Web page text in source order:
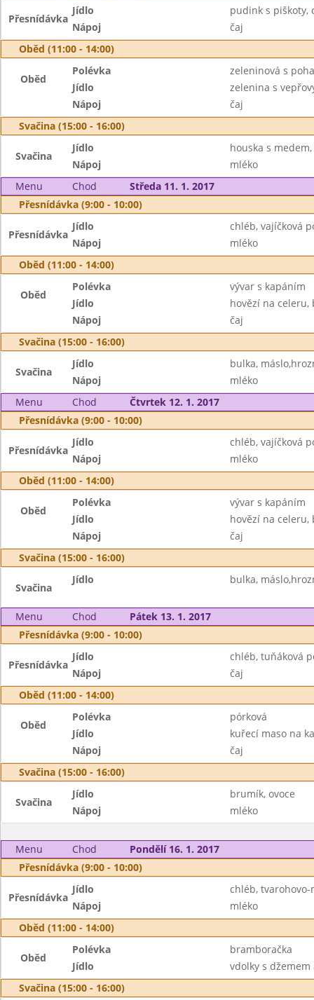
Přesnídávka
Jídlo
pudink s piškoty,
Nápoj
čaj
Oběd (11:00 - 14:00)
Oběd
Polévka
zeleninová s
Jídlo
zelenina s
Nápoj
čaj
Svačina (15:00 - 16:00)
Svačina
Jídlo
houska s medem,
Nápoj
mléko
Menu
Chod
Středa 11. 1. 2017
Přesnídávka (9:00 - 10:00)
Přesnídávka
Jídlo
chléb, vajíčková
Nápoj
mléko
Oběd (11:00 - 14:00)
Oběd
Polévka
vývar s kapáním
Jídlo
hovězí na celeru,
Nápoj
čaj
Svačina (15:00 - 16:00)
Svačina
Jídlo
bulka,
Nápoj
mléko
Menu
Chod
Čtvrtek 12. 1. 2017
Přesnídávka (9:00 - 10:00)
Přesnídávka
Jídlo
chléb, vajíčková
Nápoj
mléko
Oběd (11:00 - 14:00)
Oběd
Polévka
vývar s kapáním
Jídlo
hovězí na celeru,
Nápoj
čaj
Svačina (15:00 - 16:00)
Svačina
Jídlo bulka,
Menu Chod
Pátek 13. 1. 2017
Přesnídávka (9:00 - 10:00)
Přesnídávka
Jídlo
chléb, tuňáková
Nápoj
čaj
Oběd (11:00 - 14:00)
Oběd
Polévka
pórková
Jídlo
kuřecí maso na
Nápoj
čaj
Svačina (15:00 - 16:00)
Svačina
Jídlo
brumík, ovoce
Nápoj
mléko
Menu Chod
Pondělí 16. 1. 2017
Přesnídávka (9:00 - 10:00)
Přesnídávka
Jídlo
chléb, tvarohovo-
Nápoj
mléko
Oběd (11:00 - 14:00)
Oběd
Polévka
bramboračka
Jídlo
vdolky s
Svačina (15:00 - 16:00)